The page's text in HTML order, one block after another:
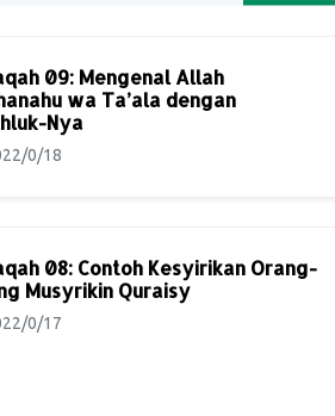
09: Mengenal Allah
wa Ta’ala dengan
Nya
0/18
08: Contoh Kesyirikan Orang-
Musyrikin Quraisy
0/17